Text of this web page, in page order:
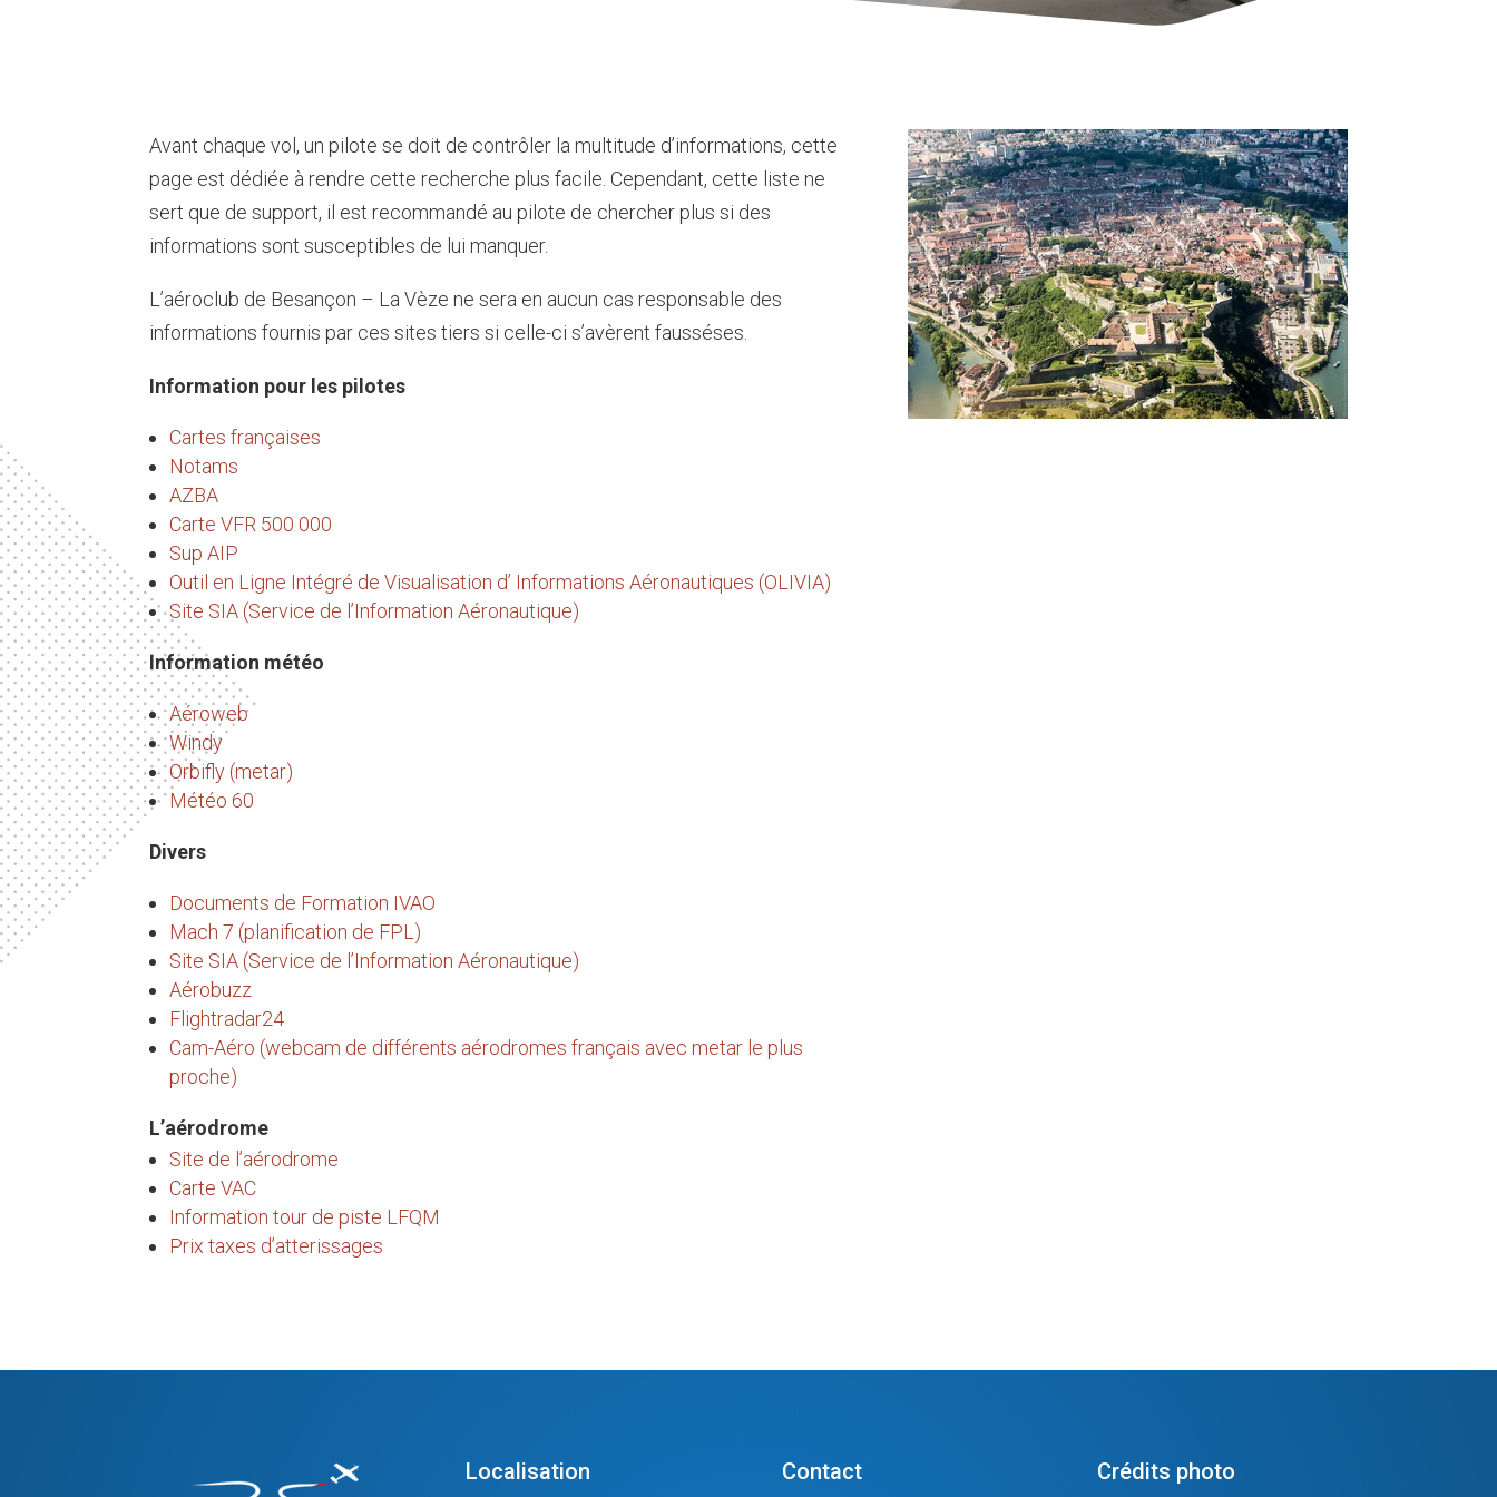
Avant chaque vol, un pilote se doit de contrôler la multitude d’informations, cette
page est dédiée à rendre cette recherche plus facile. ​Cependant, cette liste ne
sert que de support, il est recommandé au pilote de chercher plus si des
informations sont susceptibles de lui manquer.
​L’aéroclub de Besançon – La Vèze ne sera en aucun cas responsable des
informations fournis par ces sites tiers si celle-ci s’avèrent fausséses.
Information pour les pilotes
Cartes françaises
Notams
AZBA
Carte VFR 500 000
Sup AIP
Outil en Ligne Intégré de Visualisation d’ Informations Aéronautiques (OLIVIA)
Site SIA (Service de l’Information Aéronautique)
Information météo
Aéroweb
Windy
Orbifly (metar)
Météo 60
Divers
Documents de Formation IVAO
Mach 7 (planification de FPL)
Site SIA (Service de l’Information Aéronautique)
Aérobuzz
Flightradar24
Cam-Aéro (webcam de différents aérodromes français avec metar le plus
proche)
L’aérodrome
Site de l’aérodrome
Carte VAC
Information tour de piste LFQM
Prix taxes d’atterissages
Localisation Contact Crédits photo